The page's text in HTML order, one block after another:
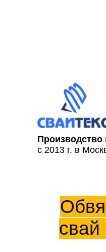
Производство
с 2013 г. в
свай